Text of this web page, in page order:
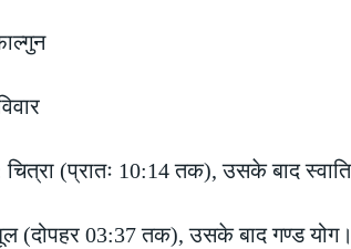
चित्रा (प्रातः 10:14 तक), उसके बाद
(दोपहर 03:37 तक), उसके बाद गण्ड योग।